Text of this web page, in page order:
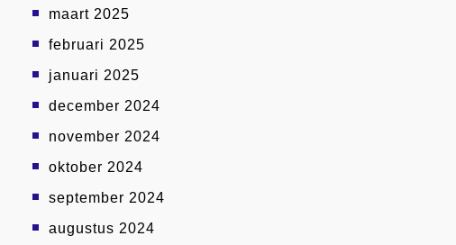
maart 2025
februari 2025
januari 2025
december 2024
november 2024
oktober 2024
september 2024
augustus 2024